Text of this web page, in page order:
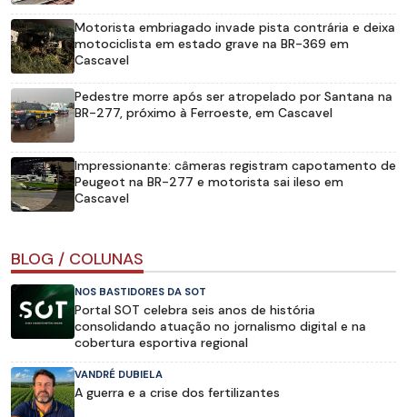
Motorista embriagado invade pista contrária e deixa
motociclista em estado grave na BR-369 em
Cascavel
Pedestre morre após ser atropelado por Santana na
BR-277, próximo à Ferroeste, em Cascavel
Impressionante: câmeras registram capotamento de
Peugeot na BR-277 e motorista sai ileso em
Cascavel
BLOG / COLUNAS
NOS BASTIDORES DA SOT
Portal SOT celebra seis anos de história
consolidando atuação no jornalismo digital e na
cobertura esportiva regional
VANDRÉ DUBIELA
A guerra e a crise dos fertilizantes